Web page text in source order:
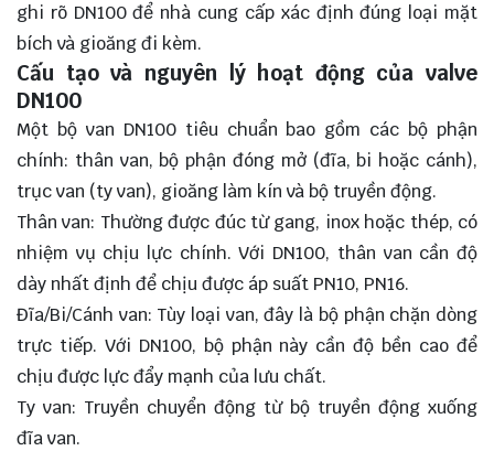
ghi rõ DN100 để nhà cung cấp xác định đúng loại mặt
bích và gioăng đi kèm.
Cấu tạo và nguyên lý hoạt động của valve
DN100
Một bộ van DN100 tiêu chuẩn bao gồm các bộ phận
chính: thân van, bộ phận đóng mở (đĩa, bi hoặc cánh),
trục van (ty van), gioăng làm kín và bộ truyền động.
Thân van: Thường được đúc từ gang, inox hoặc thép, có
nhiệm vụ chịu lực chính. Với DN100, thân van cần độ
dày nhất định để chịu được áp suất PN10, PN16.
Đĩa/Bi/Cánh van: Tùy loại van, đây là bộ phận chặn dòng
trực tiếp. Với DN100, bộ phận này cần độ bền cao để
chịu được lực đẩy mạnh của lưu chất.
Ty van: Truyền chuyển động từ bộ truyền động xuống
đĩa van.